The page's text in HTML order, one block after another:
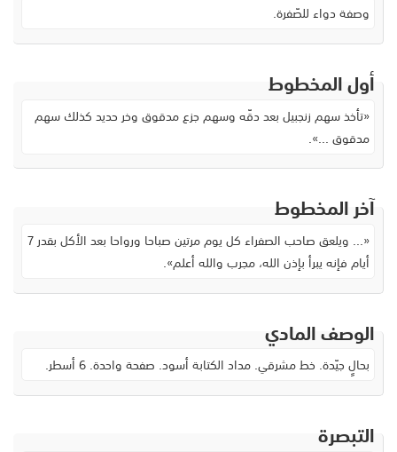
وصفة دواء للصّفرة.
أول المخطوط
«تأخذ سهم زنجبيل بعد دقّه وسهم جزع مدقوق وخر حديد كذلك سهم
مدقوق ...».
آخر المخطوط
«... ويلعق صاحب الصفراء كل يوم مرتين صباحا ورواحا بعد الأكل بقدر 7
أيام فإنه يبرأ بإذن الله، مجرب والله أعلم».
الوصف المادي
بحالٍ جيّدة. خط مشرقي. مداد الكتابة أسود. صفحة واحدة. 6 أسطر.
التبصرة